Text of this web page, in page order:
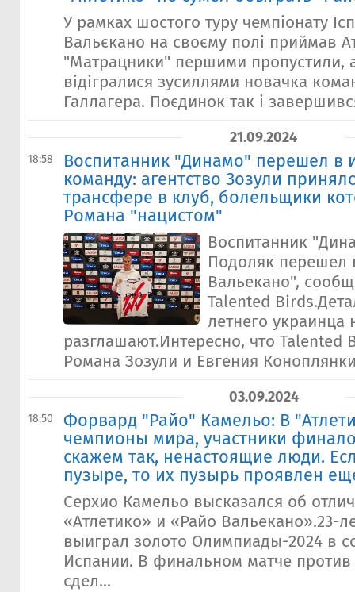
У рамках шостого туру чемпіонату
Вальєкано на своєму полі приймав
"Матрацники" першими пропустили,
відігралися зусиллями новачка
Галлагера. Поєдинок так і
21.09.2024
18:58
Воспитанник "Динамо" перешел в
команду: агентство Зозули
трансфере в клуб, болельщики
Романа "нацистом"
Воспитанник
Подоляк перешел
Вальекано",
Talented
летнего украинца
разглашают.Интересно, что Talented
Романа Зозули и Евгения
03.09.2024
18:50
​Форвард "Райо" Камельо: В
чемпионы мира, участники
скажем так, ненастоящие люди.
пузыре, то их пузырь проявлен
Серхио Камельо высказался об
«Атлетико» и «Райо Вальекано».23-
выиграл золото Олимпиады-2024 в
Испании. В финальном матче
сдел...